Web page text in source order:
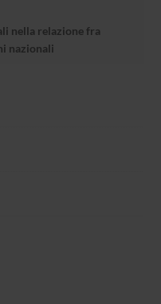
nella relazione fra
nazionali